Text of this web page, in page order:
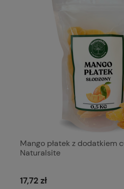
Mango płatek z dodatkiem
Naturalsite
17,72 zł